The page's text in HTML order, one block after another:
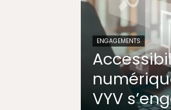
ENGAGEMENTS
VYV